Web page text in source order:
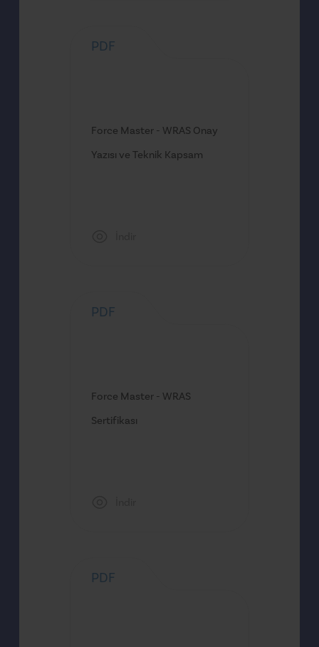
PDF
Force Master - WRAS Onay
Yazısı ve Teknik Kapsam
PDF
Force Master - WRAS
Sertifikası
PDF